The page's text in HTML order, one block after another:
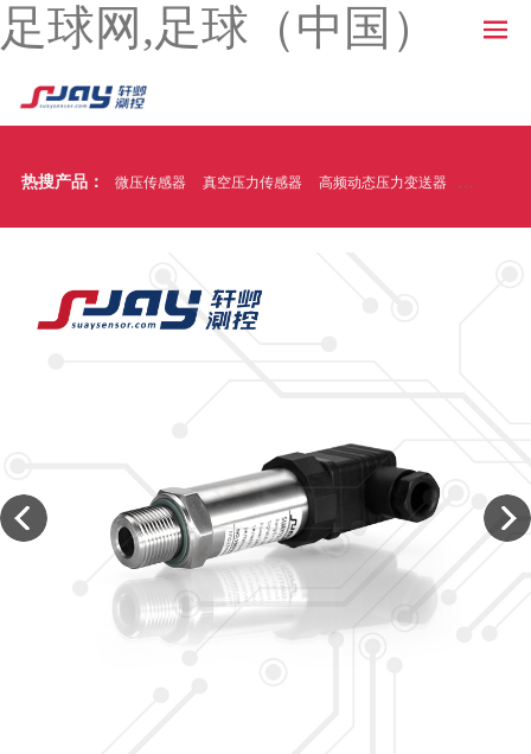
足球网,足球（中国）
热搜产品： 微压传感器 真空压力传感器 高频动态压力变送器 温压一体